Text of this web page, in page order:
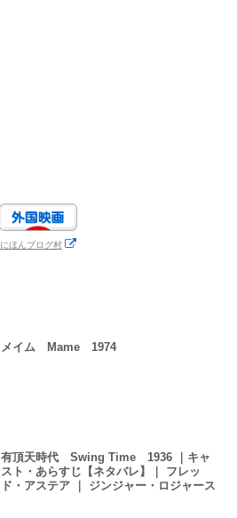
にほんブログ村
メイム Mame 1974
有頂天時代 Swing Time 1936 ｜キャ
スト・あらすじ【ネタバレ】｜ フレッ
ド・アステア ｜ ジンジャー・ロジャース